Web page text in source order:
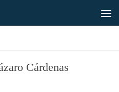
Cárdenas